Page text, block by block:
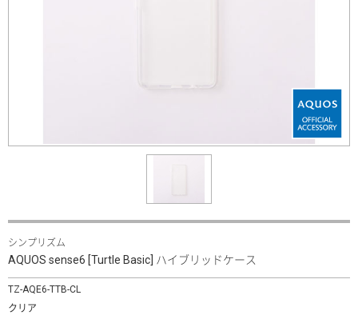
シンプリズム
AQUOS sense6 [Turtle Basic] ハイブリッドケース
TZ-AQE6-TTB-CL
クリア